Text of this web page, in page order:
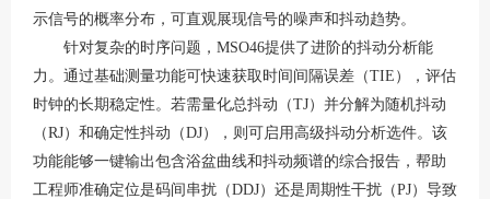
示信号的概率分布，可直观展现信号的噪声和抖动趋势。
针对复杂的时序问题， MSO46提供了进阶的抖动分析能
力。通过基础测量功能可快速获取时间间隔误差（TIE），评估
时钟的长期稳定性。若需量化总抖动（TJ）并分解为随机抖动
（RJ）和确定性抖动（DJ），则可启用高级抖动分析选件。该
功能能够一键输出包含浴盆曲线和抖动频谱的综合报告，帮助
工程师准确定位是码间串扰（DDJ）还是周期性干扰（PJ）导致